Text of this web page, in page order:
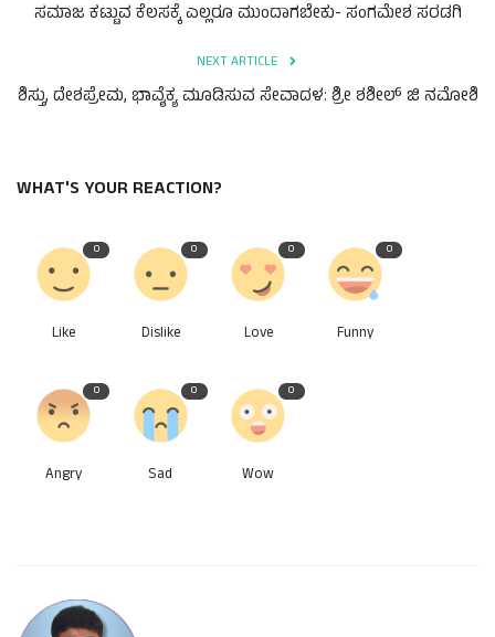
ಸಮಾಜ ಕಟ್ಟುವ ಕೆಲಸಕ್ಕೆ ಎಲ್ಲರೂ ಮುಂದಾಗಬೇಕು- ಸಂಗಮೇಶ ಸರಡಗಿ‌
NEXT ARTICLE
ಶಿಸ್ತು, ದೇಶಪ್ರೇಮ, ಭಾವೈಕ್ಯ ಮೂಡಿಸುವ ಸೇವಾದಳ: ಶ್ರೀ ಶಶೀಲ್ ಜಿ ನಮೋಶಿ
WHAT'S YOUR REACTION?
0
Like
0
Dislike
0
Love
0
Funny
0
Angry
0
Sad
0
Wow